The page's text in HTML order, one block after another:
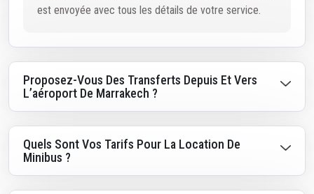
est envoyée avec tous les détails de votre service.
Proposez-Vous Des Transferts Depuis Et Vers
L’aéroport De Marrakech ?
Quels Sont Vos Tarifs Pour La Location De
Minibus ?